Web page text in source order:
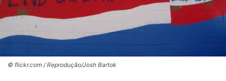
© flickr.com / Reprodução/Josh Bartok